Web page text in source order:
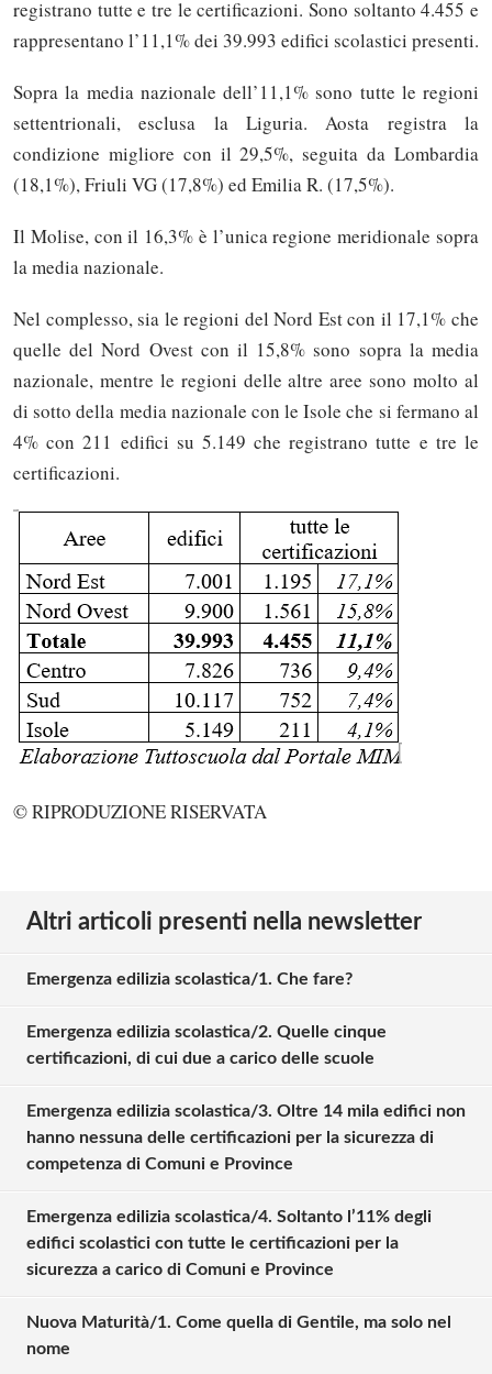
registrano tutte e tre le certificazioni. Sono soltanto 4.455 e
rappresentano l’11,1% dei 39.993 edifici scolastici presenti.
Sopra la media nazionale dell’11,1% sono tutte le regioni
settentrionali, esclusa la Liguria. Aosta registra la
condizione migliore con il 29,5%, seguita da Lombardia
(18,1%), Friuli VG (17,8%) ed Emilia R. (17,5%).
Il Molise, con il 16,3% è l’unica regione meridionale sopra
la media nazionale.
Nel complesso, sia le regioni del Nord Est con il 17,1% che
quelle del Nord Ovest con il 15,8% sono sopra la media
nazionale, mentre le regioni delle altre aree sono molto al
di sotto della media nazionale con le Isole che si fermano al
4% con 211 edifici su 5.149 che registrano tutte e tre le
certificazioni.
© RIPRODUZIONE RISERVATA
Altri articoli presenti nella newsletter
Emergenza edilizia scolastica/1. Che fare?
Emergenza edilizia scolastica/2. Quelle cinque
certificazioni, di cui due a carico delle scuole
Emergenza edilizia scolastica/3. Oltre 14 mila edifici non
hanno nessuna delle certificazioni per la sicurezza di
competenza di Comuni e Province
Emergenza edilizia scolastica/4. Soltanto l’11% degli
edifici scolastici con tutte le certificazioni per la
sicurezza a carico di Comuni e Province
Nuova Maturità/1. Come quella di Gentile, ma solo nel
nome